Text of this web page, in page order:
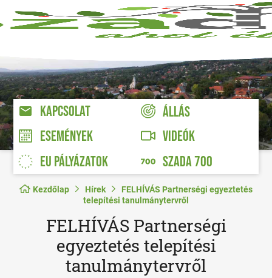
KAPCSOLAT
ÁLLÁS
ESEMÉNYEK
VIDEÓK
EU PÁLYÁZATOK
SZADA 700
Kezdőlap Hírek
FELHÍVÁS Partnerségi egyeztetés
telepítési tanulmánytervről
FELHÍVÁS Partnerségi
egyeztetés telepítési
tanulmánytervről